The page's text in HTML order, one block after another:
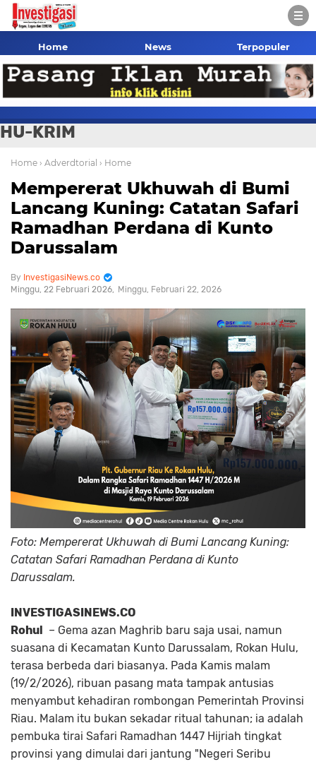
Home News Terpopuler
HU-KRIM
Home › Adverdtorial › Home
Mempererat Ukhuwah di Bumi
Lancang Kuning: Catatan Safari
Ramadhan Perdana di Kunto
Darussalam
InvestigasiNews.co
Minggu, 22 Februari 2026
Minggu, Februari 22, 2026
Foto: Mempererat Ukhuwah di Bumi Lancang Kuning:
Catatan Safari Ramadhan Perdana di Kunto
Darussalam.
INVESTIGASINEWS.CO
Rohul
– Gema azan Maghrib baru saja usai, namun
suasana di Kecamatan Kunto Darussalam, Rokan Hulu,
terasa berbeda dari biasanya. Pada Kamis malam
(19/2/2026), ribuan pasang mata tampak antusias
menyambut kehadiran rombongan Pemerintah Provinsi
Riau. Malam itu bukan sekadar ritual tahunan; ia adalah
pembuka tirai Safari Ramadhan 1447 Hijriah tingkat
provinsi yang dimulai dari jantung "Negeri Seribu